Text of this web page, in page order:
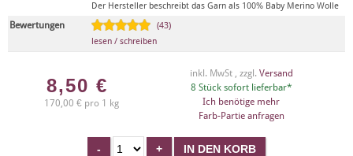
Der Hersteller beschreibt das Garn als 100% Baby Merino Wolle
Bewertungen
(43)
lesen / schreiben
8,50 €
170,00 € pro 1 kg
inkl. MwSt , zzgl. Versand
8 Stück sofort lieferbar*
Ich benötige mehr
Farb-Partie anfragen